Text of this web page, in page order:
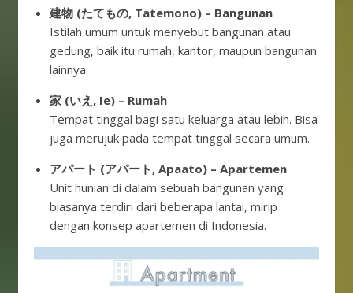
建物 (たてもの, Tatemono) – Bangunan
Istilah umum untuk menyebut bangunan atau
gedung, baik itu rumah, kantor, maupun bangunan
lainnya.
家 (いえ, Ie) – Rumah
Tempat tinggal bagi satu keluarga atau lebih. Bisa
juga merujuk pada tempat tinggal secara umum.
アパート (アパート, Apaato) – Apartemen
Unit hunian di dalam sebuah bangunan yang
biasanya terdiri dari beberapa lantai, mirip
dengan konsep apartemen di Indonesia.